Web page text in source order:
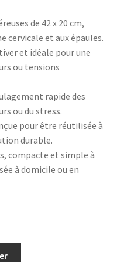
de 42 x 20 cm,
cervicale et aux épaules.
et idéale pour une
ou tensions
rapide des
ou du stress.
pour être réutilisée à
durable.
compacte et simple à
à domicile ou en